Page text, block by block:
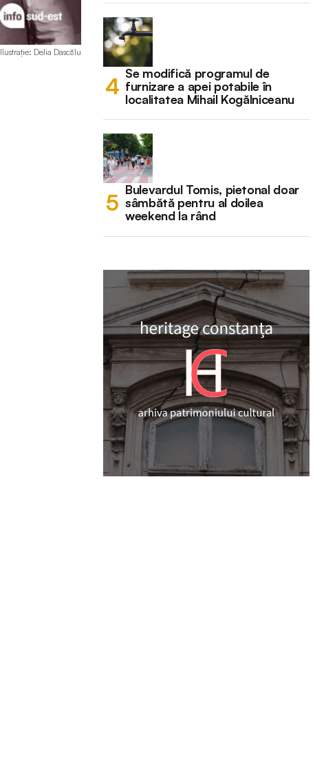
Ilustrație: Delia Dascălu
Se modifică programul de
furnizare a apei potabile în
localitatea Mihail Kogălniceanu
Bulevardul Tomis, pietonal doar
sâmbătă pentru al doilea
weekend la rând